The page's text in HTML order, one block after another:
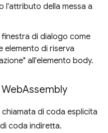
l'attributo della messa a
di dialogo come
elemento di riserva
all'elemento body.
Assembly
di coda esplicita
coda indiretta.